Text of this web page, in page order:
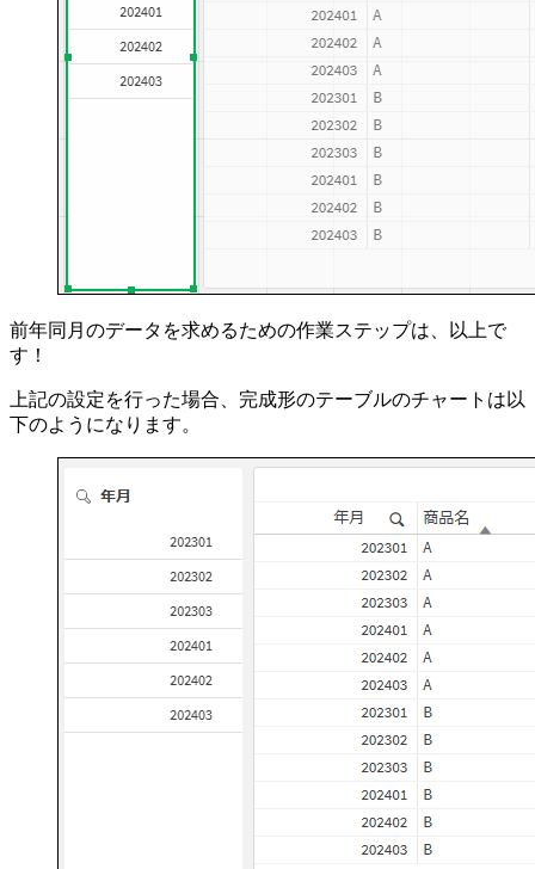
前年同月のデータを求めるための作業ステップは、以上で
す！
上記の設定を行った場合、完成形のテーブルのチャートは以
下のようになります。